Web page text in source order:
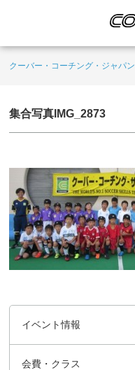
クーバー・コーチング・ジャパン
集合写真IMG_2873
イベント情報
会費・クラス